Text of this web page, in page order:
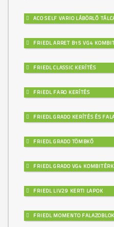
ACO SELF VARIO LÁBÖRLŐ
FRIEDL ARRET B15 VG4
FRIEDL CLASSIC KERÍTÉS
FRIEDL FARO KERÍTÉS
FRIEDL GRADO KERÍTÉS ÉS
FRIEDL GRADO TÖMBKŐ
FRIEDL GRADO VG4
FRIEDL LIV29 KERTI LAPOK
FRIEDL MOMENTO